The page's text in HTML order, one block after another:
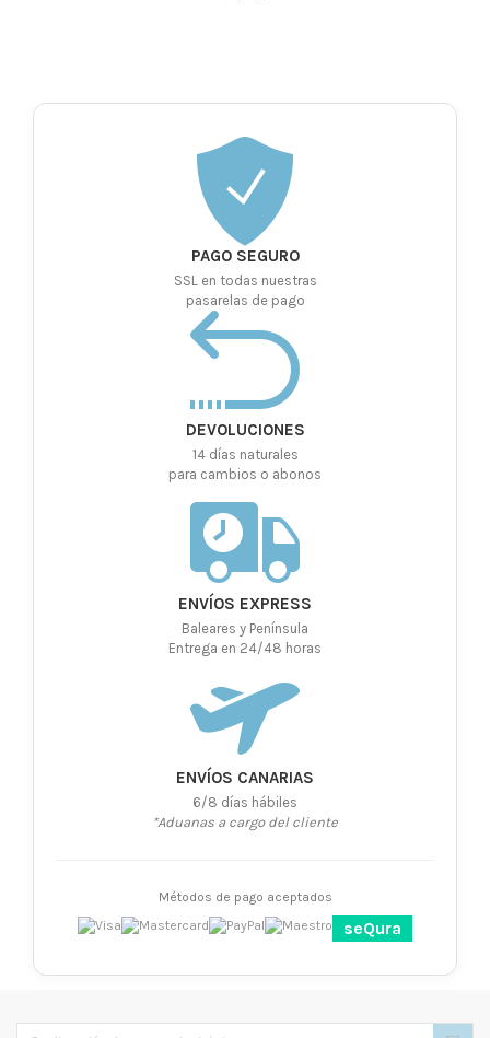
PAGO SEGURO
SSL en todas nuestras
pasarelas de pago
DEVOLUCIONES
14 días naturales
para cambios o abonos
ENVÍOS EXPRESS
Baleares y Península
Entrega en 24/48 horas
ENVÍOS CANARIAS
6/8 días hábiles
*Aduanas a cargo del cliente
Métodos de pago aceptados
seQura